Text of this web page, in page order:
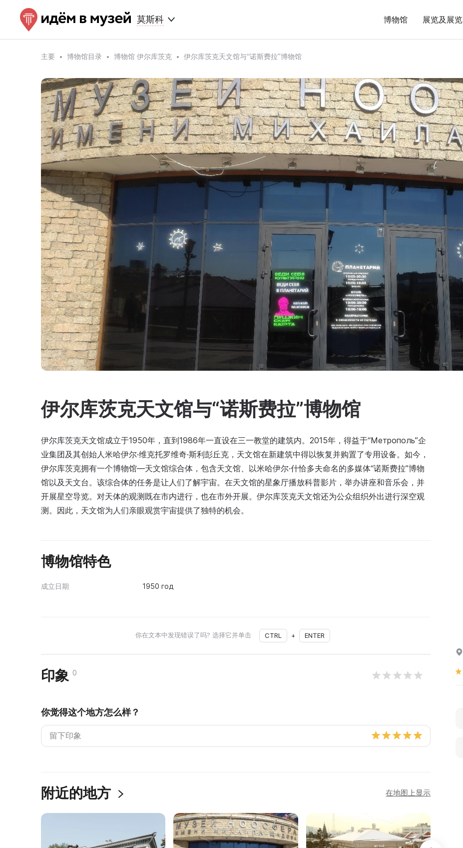
莫斯科 博物馆 展览及展览
主要 博物馆目录 博物馆 伊尔库茨克 伊尔库茨克天文馆与“诺斯费拉”博物馆
伊尔库茨克天文馆与“诺斯费拉”博物馆
伊尔库茨克天文馆成立于1950年，直到1986年一直设在三一教堂的建筑内。2015年，得益于“Метрополь”企
业集团及其创始人米哈伊尔·维克托罗维奇·斯利彭丘克，天文馆在新建筑中得以恢复并购置了专用设备。如今，
伊尔库茨克拥有一个博物馆—天文馆综合体，包含天文馆、以米哈伊尔·什恰多夫命名的多媒体“诺斯费拉”博物
馆以及天文台。该综合体的任务是让人们了解宇宙。在天文馆的星象厅播放科普影片，举办讲座和音乐会，并
开展星空导览。对天体的观测既在市内进行，也在市外开展。伊尔库茨克天文馆还为公众组织外出进行深空观
测。因此，天文馆为人们亲眼观赏宇宙提供了独特的机会。
博物馆特色
成立日期 1950 год
你在文本中发现错误了吗? 选择它并单击 CTRL + ENTER
印象 0
你觉得这个地方怎么样？
附近的地方 在地图上显示